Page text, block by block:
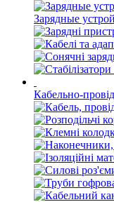
Зарядные
Кабельно-